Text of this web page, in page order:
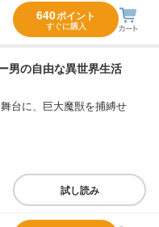
640ポイント
すぐに購入
男の自由な異世界生活
台に、巨大魔獣を捕縛せ
試し読み